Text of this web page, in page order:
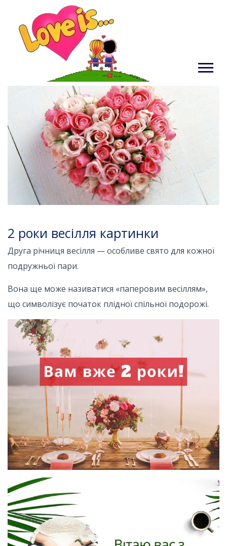
2 роки весілля картинки
Друга річниця весілля — особливе свято для кожної
подружньої пари.
Вона ще може називатися «паперовим весіллям»,
що символізує початок плідної спільної подорожі.